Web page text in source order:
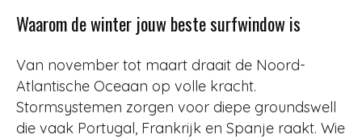
Waarom de winter jouw beste surfwindow is
Van november tot maart draait de Noord-
Atlantische Oceaan op volle kracht.
Stormsystemen zorgen voor diepe groundswell
die vaak Portugal, Frankrijk en Spanje raakt. Wie